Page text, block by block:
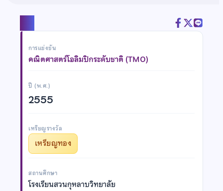
การแข่งขัน
คณิตศาสตร์โอลิมปิกระดับชาติ (TMO)
ปี (พ.ศ.)
2555
เหรียญรางวัล
เหรียญทอง
สถานศึกษา
โรงเรียนสวนกุหลาบวิทยาลัย